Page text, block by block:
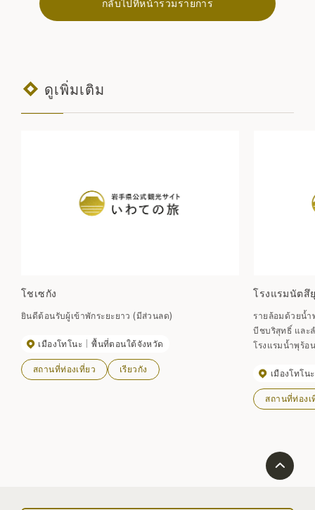
ดูเพิ่มเติม
โชเซกัง
ยินดีต้อนรับผู้เข้าพักระยะยาว (มีส่วนลด)
เมืองโทโนะ พื้นที่ตอนใต้จังหวัด
สถานที่ท่องเที่ยว เรียวกัง
โรงแรมนัตสึ
รายล้อมด้วยน้
บีชบริสุทธิ์ และล
โรงแรมน้ำพุร้อนที่เรีย
“ชินทาโรโนะ
ประกอบ ในปี 2017 RV Park Hiyugetsu Onsen ที่คุณ
สามารถพักในร
เมืองโทโนะ
สถานที่ท่องเ